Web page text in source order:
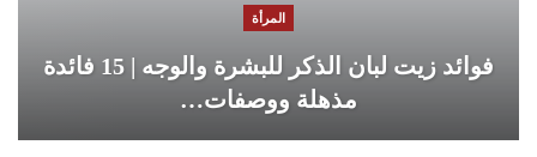
المرأة
فوائد زيت لبان الذكر للبشرة والوجه | 15 فائدة
مذهلة ووصفات…